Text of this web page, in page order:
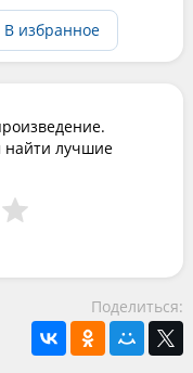
В избранное
найти лучшие
Поделиться: